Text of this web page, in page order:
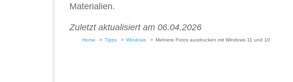
Materialien.
Zuletzt aktualisiert am 06.04.2026
Home Tipps Windows Mehrere Fotos ausdrucken mit Windows 11 und 10